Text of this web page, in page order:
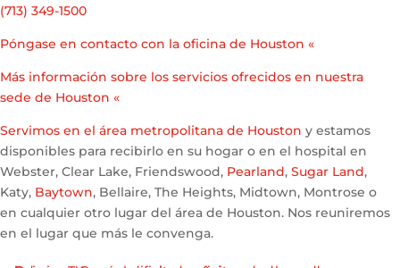
(713) 349-1500
Póngase en contacto con la oficina de Houston «
Más información sobre los servicios ofrecidos en nuestra
sede de Houston «
Servimos en el área metropolitana de Houston y estamos
disponibles para recibirlo en su hogar o en el hospital en
Webster, Clear Lake, Friendswood, Pearland, Sugar Land,
Katy, Baytown, Bellaire, The Heights, Midtown, Montrose o
en cualquier otro lugar del área de Houston. Nos reuniremos
en el lugar que más le convenga.